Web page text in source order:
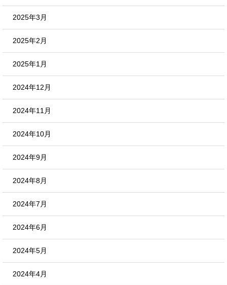
2025年3月
2025年2月
2025年1月
2024年12月
2024年11月
2024年10月
2024年9月
2024年8月
2024年7月
2024年6月
2024年5月
2024年4月